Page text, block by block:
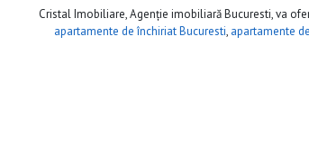
Cristal Imobiliare, Agenție imobiliară Bucuresti, va
apartamente de închiriat Bucuresti, apartamente